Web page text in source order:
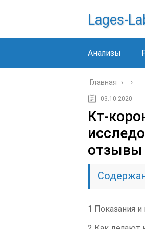
Lages-
Анализы
Главная › ›
03.10.2020
Кт-
отзывы
1 Показания и